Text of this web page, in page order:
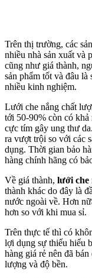
Trên thị trường, các
nhiều nhà sản xuất và
cũng như giá thành,
sản phẩm tốt và đâu
nhiều kinh nghiệm.
Lưới che nắng chất
tới 50-90% còn có
cực tím gây ung thư
ra vượt trội so với các
dụng. Thời gian bảo
hàng chính hãng có
Về giá thành, lưới che
thành khác do đây là
nước ngoài về. Hơn
hơn so với khi mua sỉ.
Trên thực tế thì có
lợi dụng sự thiếu hiểu
hàng giá rẻ nên đã
lượng và độ bền.